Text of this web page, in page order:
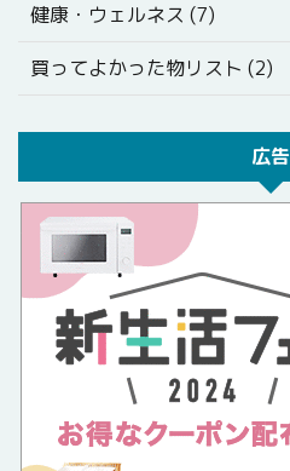
健康・ウェルネス (7)
買ってよかった物リスト (2)
広告